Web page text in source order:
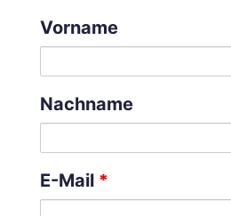
Vorname
Nachname
E-Mail *